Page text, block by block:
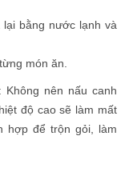
bằng nước lạnh và
món ăn.
nên nấu canh
độ cao sẽ làm mất
hợp để trộn gỏi, làm